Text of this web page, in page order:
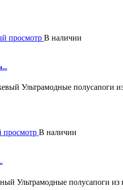
просмотр В наличии
Ультрамодные полусапоги
просмотр В наличии
Ультрамодные полусапоги